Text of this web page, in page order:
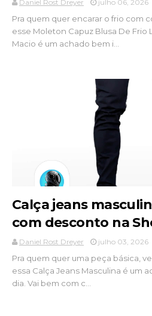
Daniel Rost Dreyer julho 06, 2026
Pra quem quer encarar o frio com
esse Moleton Capuz Blusa De Frio
Macio é um achado bem i...
Calça jeans
com desconto na
Daniel Rost Dreyer julho 03, 2026
Pra quem quer uma peça básica,
essa Calça Jeans Masculina é um
dia. Vai bem com c...